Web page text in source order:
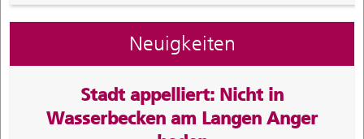
Neuigkeiten
Stadt appelliert: Nicht in
Wasserbecken am Langen Anger